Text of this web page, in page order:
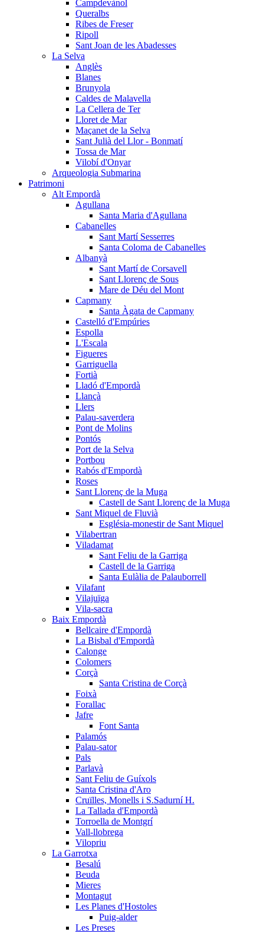
Campdevànol
Queralbs
Ribes de Freser
Ripoll
Sant Joan de les Abadesses
La Selva
Anglès
Blanes
Brunyola
Caldes de Malavella
La Cellera de Ter
Lloret de Mar
Maçanet de la Selva
Sant Julià del Llor - Bonmatí
Tossa de Mar
Vilobí d'Onyar
Arqueologia Submarina
Patrimoni
Alt Empordà
Agullana
Santa Maria d'Agullana
Cabanelles
Sant Martí Sesserres
Santa Coloma de Cabanelles
Albanyà
Sant Martí de Corsavell
Sant Llorenç de Sous
Mare de Déu del Mont
Capmany
Santa Àgata de Capmany
Castelló d'Empúries
Espolla
L'Escala
Figueres
Garriguella
Fortià
Lladó d'Empordà
Llançà
Llers
Palau-saverdera
Pont de Molins
Pontós
Port de la Selva
Portbou
Rabós d'Empordà
Roses
Sant Llorenç de la Muga
Castell de Sant Llorenç de la Muga
Sant Miquel de Fluvià
Església-monestir de Sant Miquel
Vilabertran
Viladamat
Sant Feliu de la Garriga
Castell de la Garriga
Santa Eulàlia de Palauborrell
Vilafant
Vilajuïga
Vila-sacra
Baix Empordà
Bellcaire d'Empordà
La Bisbal d'Empordà
Calonge
Colomers
Corçà
Santa Cristina de Corçà
Foixà
Forallac
Jafre
Font Santa
Palamós
Palau-sator
Pals
Parlavà
Sant Feliu de Guíxols
Santa Cristina d'Aro
Cruïlles, Monells i S.Sadurní H.
La Tallada d'Empordà
Torroella de Montgrí
Vall-llobrega
Vilopriu
La Garrotxa
Besalú
Beuda
Mieres
Montagut
Les Planes d'Hostoles
Puig-alder
Les Preses